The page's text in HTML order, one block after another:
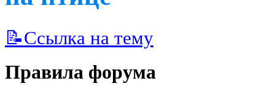
📝Ссылка на тему
Правила форума